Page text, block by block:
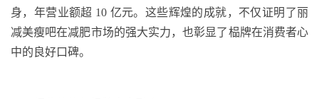
身，年营业额超 10 亿元。这些辉煌的成就，不仅证明了丽
减美瘦吧在减肥市场的强大实力，也彰显了榀牌在消费者心
中的良好口碑。